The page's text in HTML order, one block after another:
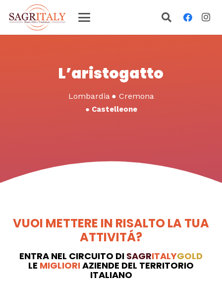
L’aristogatto
Lombardia ● Cremona
● Castelleone
VUOI METTERE IN RISALTO LA TUA
ATTIVITÁ?
ENTRA NEL CIRCUITO DI SAGRITALYGOLD
LE MIGLIORIAZIENDE DEL TERRITORIO
ITALIANO